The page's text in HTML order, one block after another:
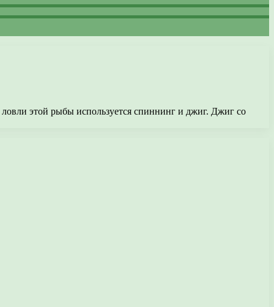
этой рыбы используется спиннинг и джиг. Джиг со